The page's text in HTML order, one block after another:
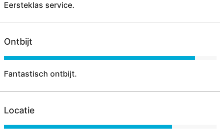
Eersteklas service.
Ontbijt
Fantastisch ontbijt.
Locatie